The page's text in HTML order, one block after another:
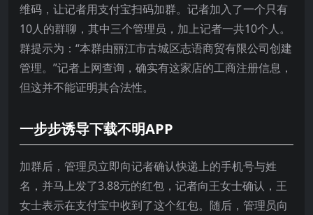
维码，让记者用支付宝扫码加群。记者加入了一个只有
10人的群聊，其中三个管理员，加上记者一共10个人。
群提示为：“本群由丽江市古城区志语商贸有限公司创建
管理。”记者上网查询，确实有这家店的工商注册信息，
但这并不能证明其合法性。
一步步诱导下载不明APP
加群后，管理员立即向记者确认快递上的手机号与姓
名，并马上发了3.88元的红包，记者向王女士确认，王
女士表示在支付宝中收到了这个红包。随后，管理员向